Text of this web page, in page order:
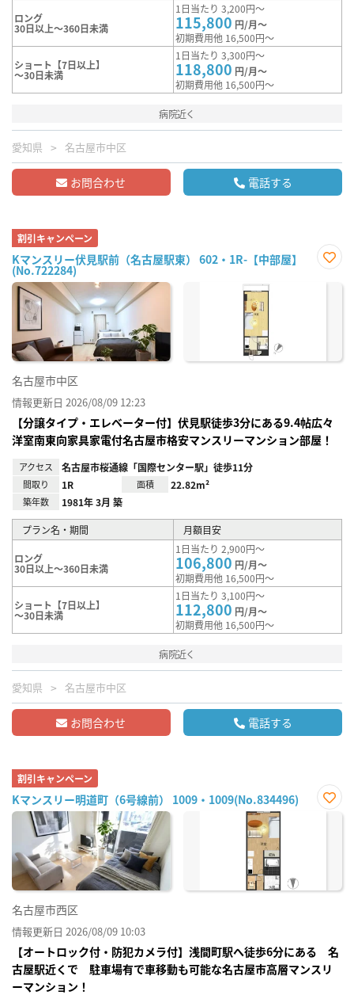
ロング
30日以上～360日未満
1日当たり 3,200円～
115,800 円/月～
初期費用他 16,500円～
ショート【7日以上】
～30日未満
1日当たり 3,300円～
118,800 円/月～
初期費用他 16,500円～
病院近く
愛知県 名古屋市中区
お問合わせ 電話する
割引キャンペーン
Kマンスリー伏見駅前（名古屋駅東） 602・1R-【中部屋】
(No.722284)
に入
名古屋市中区
情報更新日 2026/08/09 12:23
【分譲タイプ・エレベーター付】伏見駅徒歩3分にある9.4帖広々
洋室南東向家具家電付名古屋市格安マンスリーマンション部屋！
アクセス 名古屋市桜通線「国際センター駅」徒歩11分
間取り 1R 面積 22.82m²
築年数 1981年 3月 築
プラン名・期間 月額目安
ロング
30日以上～360日未満
1日当たり 2,900円～
106,800 円/月～
初期費用他 16,500円～
ショート【7日以上】
～30日未満
1日当たり 3,100円～
112,800 円/月～
初期費用他 16,500円～
病院近く
愛知県 名古屋市中区
お問合わせ 電話する
割引キャンペーン
Kマンスリー明道町（6号線前） 1009・1009(No.834496)
お気
名古屋市西区
情報更新日 2026/08/09 10:03
【オートロック付・防犯カメラ付】浅間町駅へ徒歩6分にある 名
古屋駅近くで 駐車場有で車移動も可能な名古屋市高層マンスリ
ーマンション！